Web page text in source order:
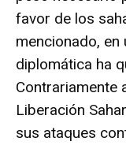
favor de los
mencionado, en
diplomática ha
Contrariamente
Liberación
sus ataques